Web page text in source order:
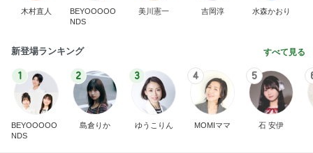
木村直人
BEYOOOOO
NDS
美川憲一 吉岡淳 水森かおり
新登場ランキング すべて見る
1
BEYOOOOO
NDS
2
島倉りか
3
ゆうこりん
4
MOMIママ
5
石 安伊